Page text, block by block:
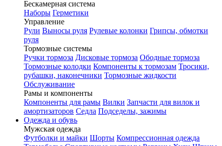
Бескамерная система
Наборы Герметики
Управление
Рули Выносы руля Рулевые колонки Грипсы, обмотки
руля
Тормозные системы
Ручки тормоза Дисковые тормоза Ободные тормоза
Тормозные колодки Компоненты к тормозам Тросики,
рубашки, наконечники Тормозные жидкости
Обслуживание
Рамы и компоненты
Компоненты для рамы Вилки Запчасти для вилок и
амортизаторов Седла Подседелы, зажимы
Одежда и обувь
Мужская одежда
Футболки и майки Шорты Компрессионная одежда